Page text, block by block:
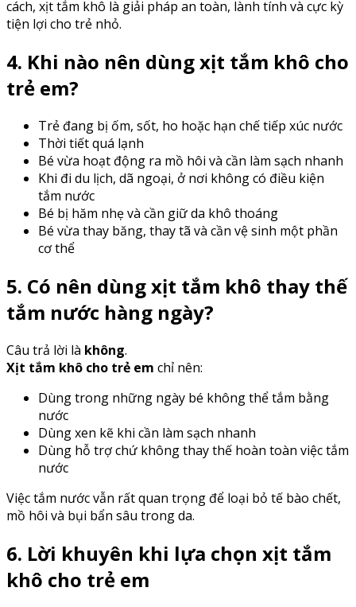
cách, xịt tắm khô là giải pháp an toàn, lành tính và cực kỳ
tiện lợi cho trẻ nhỏ.
4. Khi nào nên dùng xịt tắm khô cho
trẻ em?
Trẻ đang bị ốm, sốt, ho hoặc hạn chế tiếp xúc nước
Thời tiết quá lạnh
Bé vừa hoạt động ra mồ hôi và cần làm sạch nhanh
Khi đi du lịch, dã ngoại, ở nơi không có điều kiện
tắm nước
Bé bị hăm nhẹ và cần giữ da khô thoáng
Bé vừa thay băng, thay tã và cần vệ sinh một phần
cơ thể
5. Có nên dùng xịt tắm khô thay thế
tắm nước hàng ngày?
Câu trả lời là không.
Xịt tắm khô cho trẻ em chỉ nên:
Dùng trong những ngày bé không thể tắm bằng
nước
Dùng xen kẽ khi cần làm sạch nhanh
Dùng hỗ trợ chứ không thay thế hoàn toàn việc tắm
nước
Việc tắm nước vẫn rất quan trọng để loại bỏ tế bào chết,
mồ hôi và bụi bẩn sâu trong da.
6. Lời khuyên khi lựa chọn xịt tắm
khô cho trẻ em